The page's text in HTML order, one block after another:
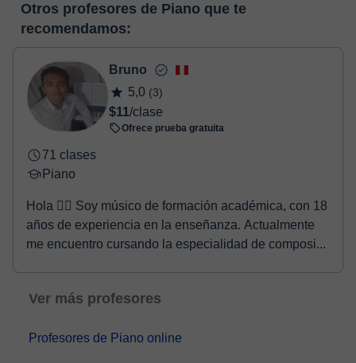
enlace puedes ver una demo del aula y conocerla:
virtual
horas, podrás realizar el pago mediante nuestro TPV virtual.
Tienes dos opciones para efectuar el pago:
- Tarjeta de crédito.
- Paypal.
Una vez realices el pago de la clase, recibirás un e-mail de
confirmación de la reserva.
Otros profesores de Piano que te
recomendamos:
Bruno
5,0 (3)
$11/clase
Ofrece prueba gratuita
71 clases
Piano
Hola 🖐🏽 Soy músico de formación académica, con 18
años de experiencia en la enseñanza. Actualmente
me encuentro cursando la especialidad de composi...
Ver más profesores
Profesores de Piano online